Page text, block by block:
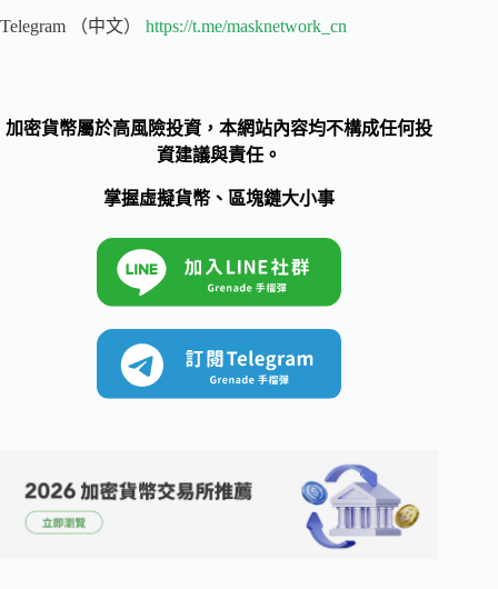
Telegram （中文） https://t.me/masknetwork_cn
加密貨幣屬於高風險投資，本網站內容均不構成任何投
資建議與責任。
掌握虛擬貨幣、區塊鏈大小事